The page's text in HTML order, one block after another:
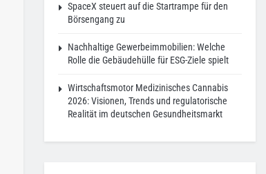
SpaceX steuert auf die Startrampe für den
Börsengang zu
Nachhaltige Gewerbeimmobilien: Welche
Rolle die Gebäudehülle für ESG-Ziele spielt
Wirtschaftsmotor Medizinisches Cannabis
2026: Visionen, Trends und regulatorische
Realität im deutschen Gesundheitsmarkt